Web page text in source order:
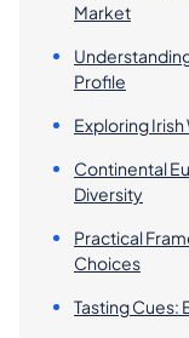
Market
Profile
Exploring
Continental
Diversity
Practical
Choices
Tasting Cues: